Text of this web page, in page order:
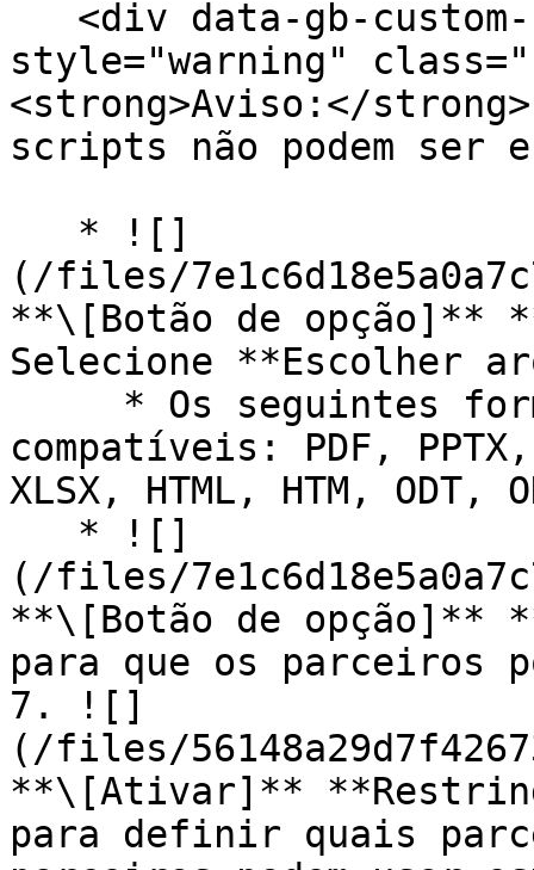
style="warning"
<strong>Aviso:</
scripts não podem ser
(/files/
**\[Botão de opção]**
Selecione **Escolher
compatíveis: PDF,
XLSX, HTML, HTM, ODT,
(/files/
**\[Botão de opção]**
para que os parceiros
7. ![]
(/files/
**\[Ativar]**
para definir quais